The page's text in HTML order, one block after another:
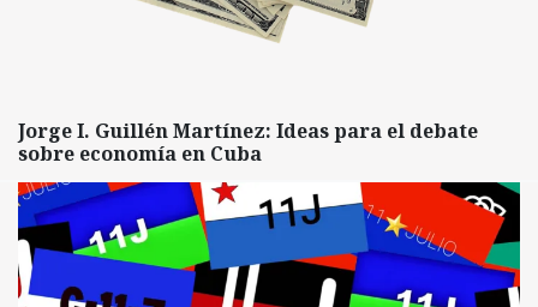
Jorge I. Guillén Martínez: Ideas para el debate
sobre economía en Cuba